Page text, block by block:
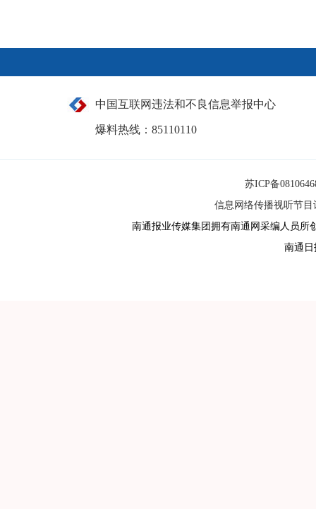
中国互联网违法和不良信息举报中心
爆料热线：85110110
苏ICP备
信息网络传播视听节目
南通报业传媒集团拥有南通网采编人员所
南通日